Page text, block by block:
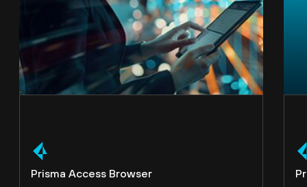
Prisma Access Browser